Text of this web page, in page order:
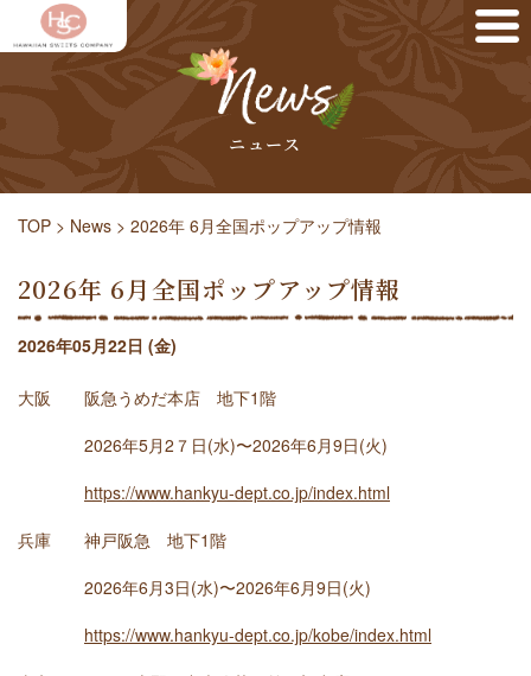
ニュース
TOP > News > 2026年 6月全国ポップアップ情報
2026年 6月全国ポップアップ情報
2026年05月22日 (金)
大阪 阪急うめだ本店 地下1階
2026年5月2７日(水)〜2026年6月9日(火)
https://www.hankyu-dept.co.jp/index.html
兵庫 神戸阪急 地下1階
2026年6月3日(水)〜2026年6月9日(火)
https://www.hankyu-dept.co.jp/kobe/index.html